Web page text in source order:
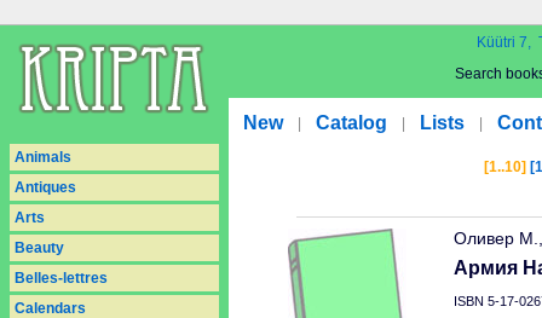
Küütri 7,
Search
New Catalog Lists
Animals
Antiques
Arts
Beauty
Belles-lettres
Calendars
[1..10]
Оливер
Армия
ISBN 5-17-